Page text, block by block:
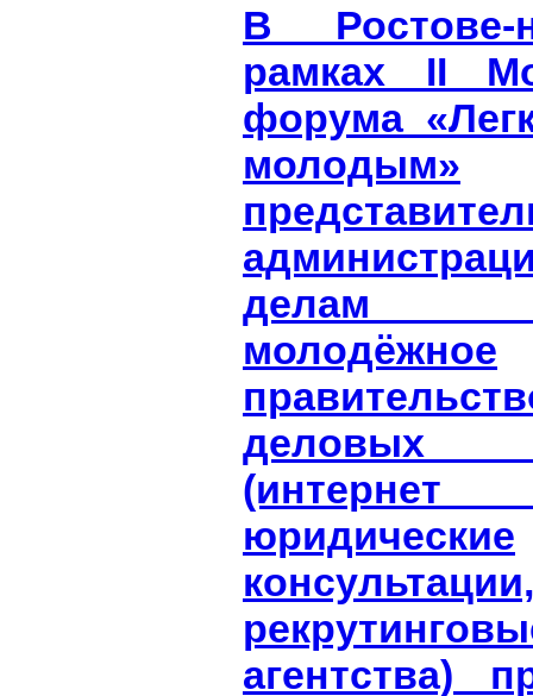
В
рамках II
форума
молодым»
делам
молодёжное
деловых
(интернет
юридические
консультации,
агентства)